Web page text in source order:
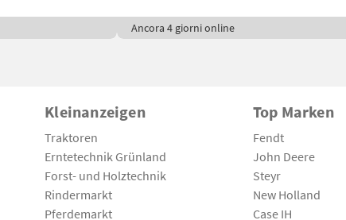
Ancora 4 giorni online
Kleinanzeigen
Traktoren
Erntetechnik Grünland
Forst- und Holztechnik
Rindermarkt
Pferdemarkt
Top Marken
Fendt
John Deere
Steyr
New Holland
Case IH